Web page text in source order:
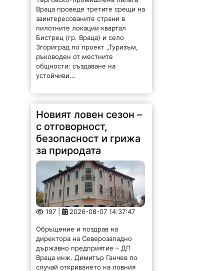
устойчиви...
Новият ловен сезон –
с отговорност,
безопасност и грижа
за природата
197 | 2026-08-07 14:37:47
Обръщение и поздрав на
директора на Северозападно
държавно предприятие – ДП
Враца инж. Димитър Ганчев по
случай откриването на ловния
сезон за прелетен дивеч:
Уважаеми ловци, уважаеми
служители на ловните и
горските...